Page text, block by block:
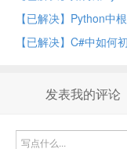
【已解决】Python中
【已解决】C#中如何
发表我的评论